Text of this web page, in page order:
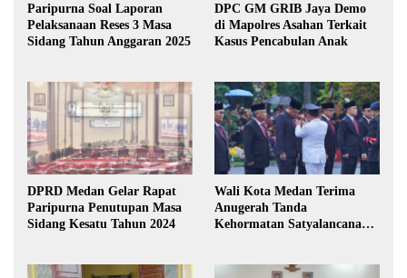
Paripurna Soal Laporan
Pelaksanaan Reses 3 Masa
Sidang Tahun Anggaran 2025
DPC GM GRIB Jaya Demo
di Mapolres Asahan Terkait
Kasus Pencabulan Anak
DPRD Medan Gelar Rapat
Paripurna Penutupan Masa
Sidang Kesatu Tahun 2024
Wali Kota Medan Terima
Anugerah Tanda
Kehormatan Satyalancana